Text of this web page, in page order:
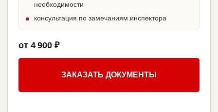
необходимости
консультация по замечаниям инспектора
от 4 900 ₽
ЗАКАЗАТЬ ДОКУМЕНТЫ